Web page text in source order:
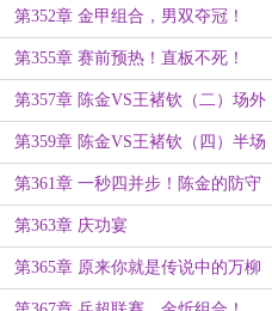
第352章 金甲组合，男双夺冠！
第355章 赛前预热！直板不死！
第357章 陈金VS王褚钦（二）场外
干扰！
第359章 陈金VS王褚钦（四）半场
换球衣的buff！
第361章 一秒四并步！陈金的防守
反击！
第363章 庆功宴
第365章 原来你就是传说中的万柳